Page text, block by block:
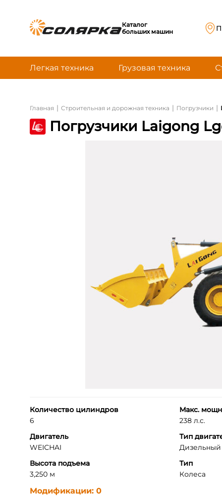
Каталог
больших машин
Легкая техника Грузовая техника
Главная | Строительная и дорожная техника | Погрузчики |
Погрузчики Laigong
Количество цилиндров
6
Макс.
238 л.с.
Двигатель
WEICHAI
Тип
Дизельный
Высота подъема
3,250 м
Тип
Колеса
Модификации: 0